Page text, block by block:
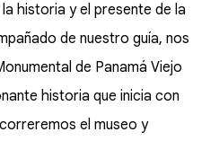
historia y el presente de la
de nuestro guía, nos
de Panamá Viejo
historia que inicia con
el museo y